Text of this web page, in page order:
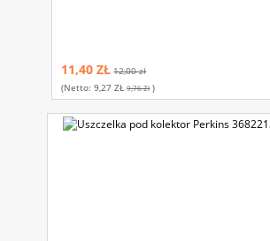
11,40 ZŁ 12,00 zł
(netto:9,27 ZŁ 9,76 Zł)